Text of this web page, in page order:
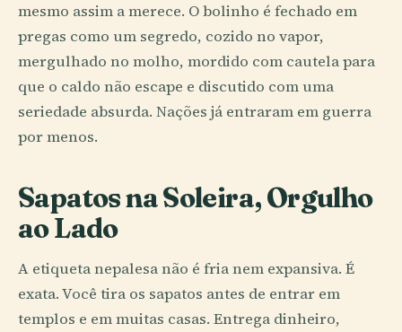
mesmo assim a merece. O bolinho é fechado em
pregas como um segredo, cozido no vapor,
mergulhado no molho, mordido com cautela para
que o caldo não escape e discutido com uma
seriedade absurda. Nações já entraram em guerra
por menos.
Sapatos na Soleira, Orgulho
ao Lado
A etiqueta nepalesa não é fria nem expansiva. É
exata. Você tira os sapatos antes de entrar em
templos e em muitas casas. Entrega dinheiro,